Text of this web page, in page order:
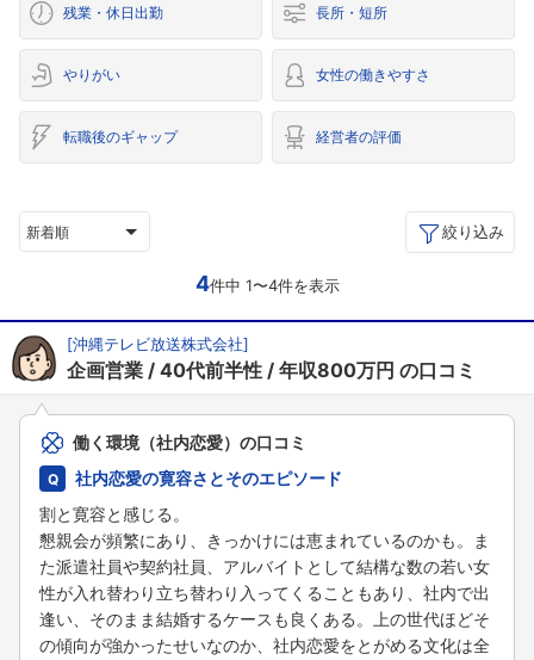
残業・休日出勤 長所・短所
やりがい 女性の働きやすさ
転職後のギャップ 経営者の評価
新着順 絞り込み
4件中 1〜4件を表示
[沖縄テレビ放送株式会社]
企画営業 40代前半性 年収800万円 の口コミ
働く環境（社内恋愛）の口コミ
社内恋愛の寛容さとそのエピソード
割と寛容と感じる。
懇親会が頻繁にあり、きっかけには恵まれているのかも。ま
た派遣社員や契約社員、アルバイトとして結構な数の若い女
性が入れ替わり立ち替わり入ってくることもあり、社内で出
逢い、そのまま結婚するケースも良くある。上の世代ほどそ
の傾向が強かったせいなのか、社内恋愛をとがめる文化は全